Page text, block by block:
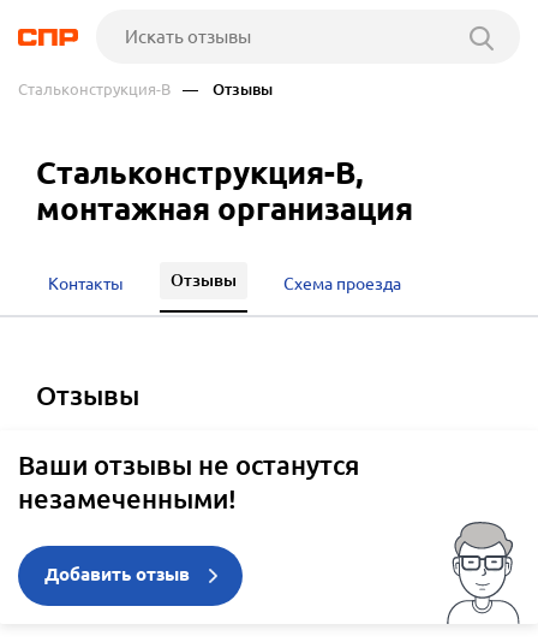
Стальконструкция-В — Отзывы
Стальконструкция-В,
монтажная организация
отзывы
Контакты Отзывы Схема проезда
Ваши отзывы не останутся
незамеченными!
Добавить отзыв